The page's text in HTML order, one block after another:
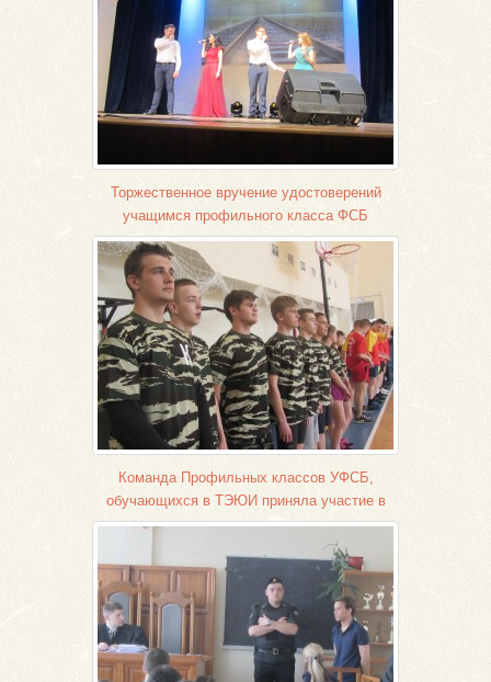
Торжественное вручение удостоверений
учащимся профильного класса ФСБ
Команда Профильных классов УФСБ,
обучающихся в ТЭЮИ приняла участие в
чемпионате по волейболу